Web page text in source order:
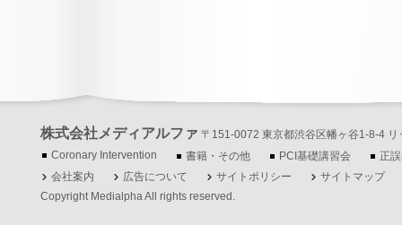
株式会社メディアルファ 〒151-0072 東京都渋谷区幡ヶ谷1-8-4
Coronary Intervention
書籍・その他 PCI基礎講習会
正
会社案内
広告について サイトポリシー
サイトマップ
Copyright Medialpha All rights reserved.